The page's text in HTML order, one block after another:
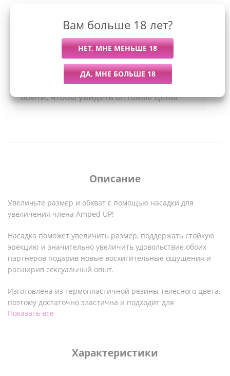
Последний раз купили
Более 7 дней назад
Всего купили
44 штуки
Мы работаем с организациями и ИП.
Войти, чтобы увидеть оптовые цены
Описание
Увеличьте размер и обхват с помощью насадки для
увеличения члена Amped UP!
Насадка поможет увеличить размер, поддержать стойкую
эрекцию и значительно увеличить удовольствие обоих
партнеров подарив новые восхитительные ощущения и
расширив сексуальный опыт.
Изготовлена из термопластичной резины телесного цвета,
поэтому достаточно эластична и подходит для
большинства стандартных размеров пенисов.
увеличивает длину и объем вашего члена, а внутренняя
Показать все
Характеристики
Вам больше 18 лет?